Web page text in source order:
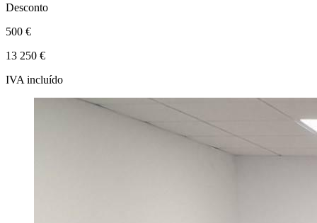
Desconto
500 €
13 250 €
IVA incluído